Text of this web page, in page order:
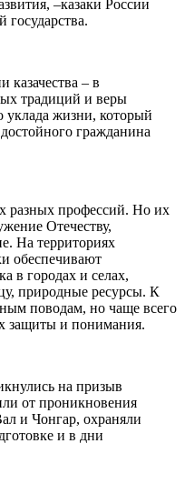
–казаки России
государства.
казачества – в
традиций и веры
уклада жизни, который
гражданина
разных профессий. Но их
Отечеству,
На территориях
обеспечивают
в городах и селах,
природные ресурсы. К
поводам, но чаще всего
защиты и понимания.
на призыв
от проникновения
и Чонгар, охраняли
и в дни